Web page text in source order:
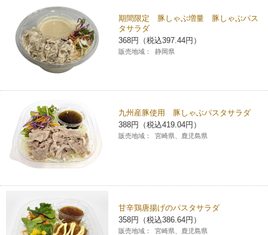
ファクス
チケット
スポーツ振興くじ
行政サービス
保険
学び・教育
ご利用可能なお支払い方法
各種料金のお支払い
レジでApple Accountにチャージ
オンラインフォトサービス
宅配ロッカー（店舗限定）
イープラス
CNプレイガイド
セブンネットショッピング
沿革
国内店舗数
セブン‐イレブンの海外事業
データで見るセブン‐イレブン
セブン‐イレブンの「商品力」
セブン-イレブンの横顔
GREEN CHALLENGE 2050
4VISIONS
サステナビリティレポート
報告書ライブラリー
お問い合わせ
Language
English (Corporate)
English (Services)
简体中文(服务)
한국어(서비스)
ภาษาไทย(บริการ)
期間限定 豚しゃぶ増量 豚しゃぶパス
タサラダ
368円（税込397.44円）
販売地域： 静岡県
九州産豚使用 豚しゃぶパスタサラダ
388円（税込419.04円）
販売地域： 宮崎県、鹿児島県
甘辛鶏唐揚げのパスタサラダ
358円（税込386.64円）
販売地域： 宮崎県、鹿児島県